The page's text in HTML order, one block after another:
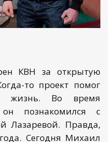
КВН за открытую
то проект помог
жизнь. Во время
он познакомился с
Лазаревой. Правда,
Сегодня Михаил